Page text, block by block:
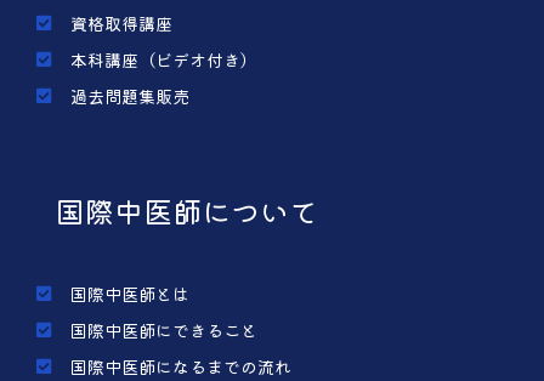
資格取得講座
本科講座（ビデオ付き）
過去問題集販売
国際中医師について
国際中医師とは
国際中医師にできること
国際中医師になるまでの流れ